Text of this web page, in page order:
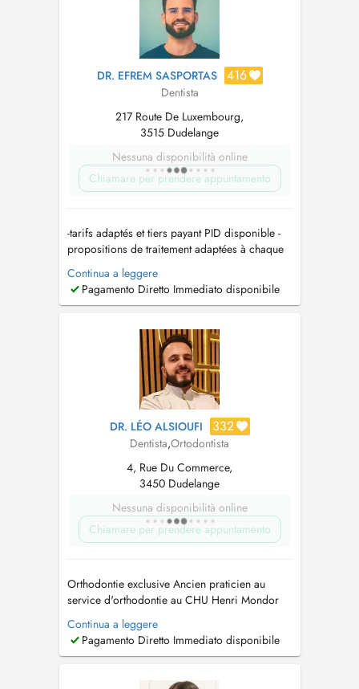
DR. EFREM SASPORTAS 416
Dentista
217 Route De Luxembourg,
3515 Dudelange
Nessuna disponibilità online
Chiamare per prendere appuntamento
-tarifs adaptés et tiers payant PID disponible -
propositions de traitement adaptées à chaque
demande -reconstitutions dentaires garanties -
traitements de haute qualité -cabinet moderne,
équipements et techniques de dernière
de caries *Dét...
Continua a leggere
Pagamento Diretto Immediato disponibile
DR. LÉO ALSIOUFI 332
Dentista,Ortodontista
4, Rue Du Commerce,
3450 Dudelange
Nessuna disponibilità online
Chiamare per prendere appuntamento
Orthodontie exclusive Ancien praticien au
service d'orthodontie au CHU Henri Mondor
AP-HP - service d'orthodontie - PARIS Invisalign
Masterclass Classique Certifiant Le Dr Léo
ALSIOUFI a reçu une formation spécifique de
exclusivement réservé...
Continua a leggere
Pagamento Diretto Immediato disponibile